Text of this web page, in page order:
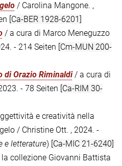
/ Carolina Mangone. ,
[Ca-BER 1928-6201]
/ a cura di Marco Meneguzzo
- 214 Seiten [Cm-MUN 200-
di Orazio Riminaldi/ a cura di
- 78 Seiten [Ca-RIM 30-
e creatività nella
/ Christine Ott. , 2024. -
e letterature) [Ca-MIC 21-6240]
la collezione Giovanni Battista